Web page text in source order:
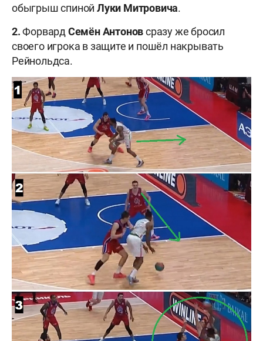
обыгрыш спиной Луки Митровича.
2.Форвард Семён Антоновсразу же бросил
своего игрока в защите и пошёл накрывать
Рейнольдса.